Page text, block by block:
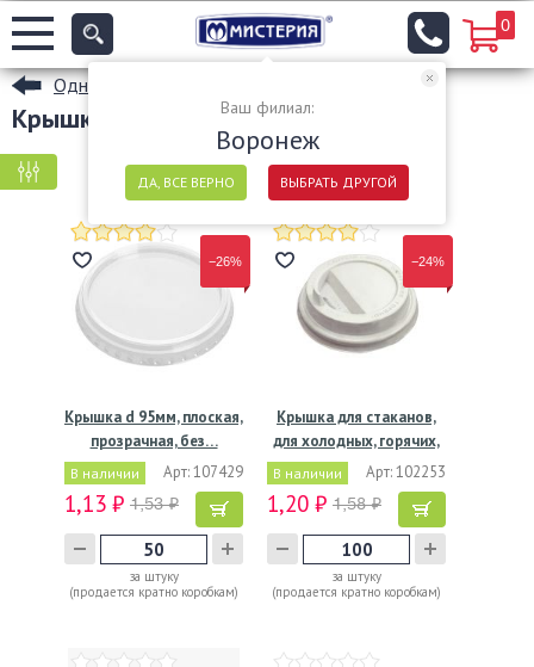
Ваш филиал:
Воронеж
ДА, ВСЕ ВЕРНО ВЫБРАТЬ ДРУГОЙ
0
Одноразовые стаканы
Крышки для стаканов
−26%
Крышка d 95мм, плоская,
прозрачная, без…
В наличии Арт: 107429
1,13 ₽ 1,53 ₽
за штуку
(продается кратно коробкам)
−24%
Крышка для стаканов,
для холодных, горячих,
В наличии Арт: 102253
1,20 ₽ 1,58 ₽
за штуку
(продается кратно коробкам)